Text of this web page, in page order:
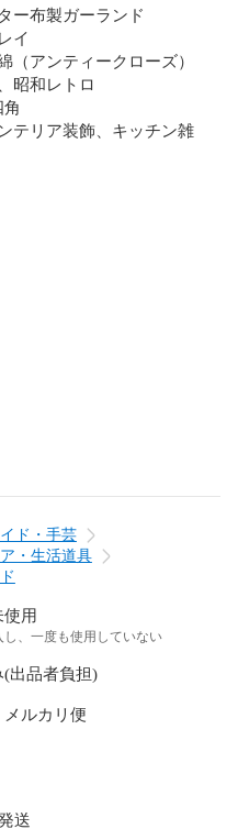
ー布製ガーランド
イ
アンティークローズ）
昭和レトロ
テリア装飾、キッチン雑
ド・手芸
・生活道具
使用
し、一度も使用していない
(出品者負担)
メルカリ便
送